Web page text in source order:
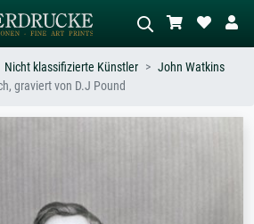
Nicht klassifizierte Künstler
John Watkins
graviert von D.J Pound